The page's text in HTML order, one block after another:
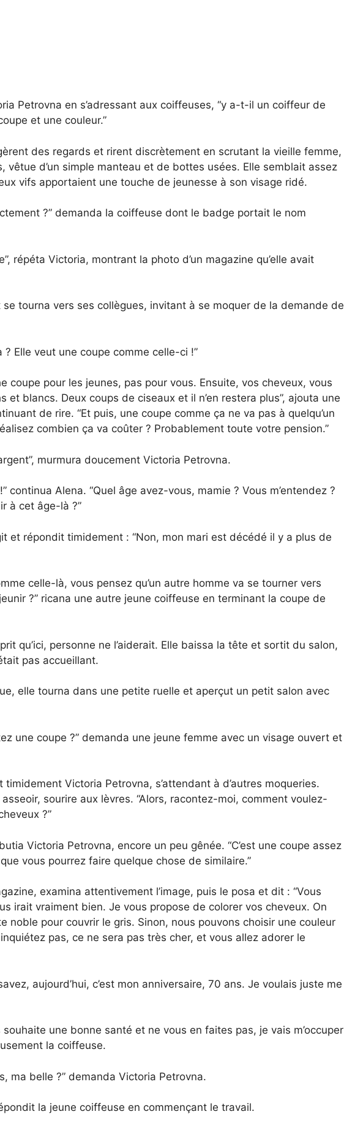
Petrovna en s’adressant aux coiffeuses, “y a-t-il un coiffeur de
et une couleur.”
des regards et rirent discrètement en scrutant la vieille femme,
vêtue d’un simple manteau et de bottes usées. Elle semblait assez
vifs apportaient une touche de jeunesse à son visage ridé.
?” demanda la coiffeuse dont le badge portait le nom
répéta Victoria, montrant la photo d’un magazine qu’elle avait
tourna vers ses collègues, invitant à se moquer de la demande de
? Elle veut une coupe comme celle-ci !”
coupe pour les jeunes, pas pour vous. Ensuite, vos cheveux, vous
et blancs. Deux coups de ciseaux et il n’en restera plus”, ajouta une
de rire. “Et puis, une coupe comme ça ne va pas à quelqu’un
combien ça va coûter ? Probablement toute votre pension.”
murmura doucement Victoria Petrovna.
continua Alena. “Quel âge avez-vous, mamie ? Vous m’entendez ?
à cet âge-là ?”
et répondit timidement : “Non, mon mari est décédé il y a plus de
celle-là, vous pensez qu’un autre homme va se tourner vers
?” ricana une autre jeune coiffeuse en terminant la coupe de
qu’ici, personne ne l’aiderait. Elle baissa la tête et sortit du salon,
pas accueillant.
elle tourna dans une petite ruelle et aperçut un petit salon avec
une coupe ?” demanda une jeune femme avec un visage ouvert et
timidement Victoria Petrovna, s’attendant à d’autres moqueries.
sourire aux lèvres. “Alors, racontez-moi, comment voulez-
?”
Victoria Petrovna, encore un peu gênée. “C’est une coupe assez
vous pourrez faire quelque chose de similaire.”
examina attentivement l’image, puis le posa et dit : “Vous
irait vraiment bien. Je vous propose de colorer vos cheveux. On
noble pour couvrir le gris. Sinon, nous pouvons choisir une couleur
pas, ce ne sera pas très cher, et vous allez adorer le
aujourd’hui, c’est mon anniversaire, 70 ans. Je voulais juste me
souhaite une bonne santé et ne vous en faites pas, je vais m’occuper
la coiffeuse.
ma belle ?” demanda Victoria Petrovna.
la jeune coiffeuse en commençant le travail.